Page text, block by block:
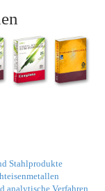
Stahlprodukte
analytische Verfahren